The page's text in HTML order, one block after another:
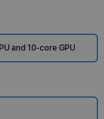
and 10‑core GPU